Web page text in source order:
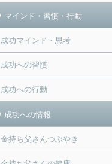
マインド・習慣・行動
成功マインド・思考
成功への習慣
成功への行動
成功への情報
金持ち父さんつぶやき